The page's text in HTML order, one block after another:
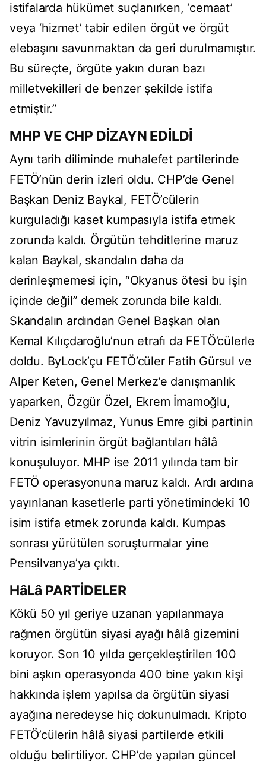
istifalarda hükümet suçlanırken, ‘cemaat’
veya ‘hizmet’ tabir edilen örgüt ve örgüt
elebaşını savunmaktan da geri durulmamıştır.
Bu süreçte, örgüte yakın duran bazı
milletvekilleri de benzer şekilde istifa
etmiştir.”
MHP VE CHP DİZAYN EDİLDİ
Aynı tarih diliminde muhalefet partilerinde
FETÖ’nün derin izleri oldu. CHP’de Genel
Başkan Deniz Baykal, FETÖ’cülerin
kurguladığı kaset kumpasıyla istifa etmek
zorunda kaldı. Örgütün tehditlerine maruz
kalan Baykal, skandalın daha da
derinleşmemesi için, “Okyanus ötesi bu işin
içinde değil” demek zorunda bile kaldı.
Skandalın ardından Genel Başkan olan
Kemal Kılıçdaroğlu’nun etrafı da FETÖ’cülerle
doldu. ByLock’çu FETÖ’cüler Fatih Gürsul ve
Alper Keten, Genel Merkez’e danışmanlık
yaparken, Özgür Özel, Ekrem İmamoğlu,
Deniz Yavuzyılmaz, Yunus Emre gibi partinin
vitrin isimlerinin örgüt bağlantıları hâlâ
konuşuluyor. MHP ise 2011 yılında tam bir
FETÖ operasyonuna maruz kaldı. Ardı ardına
yayınlanan kasetlerle parti yönetimindeki 10
isim istifa etmek zorunda kaldı. Kumpas
sonrası yürütülen soruşturmalar yine
Pensilvanya’ya çıktı.
HâLâ PARTİDELER
Kökü 50 yıl geriye uzanan yapılanmaya
rağmen örgütün siyasi ayağı hâlâ gizemini
koruyor. Son 10 yılda gerçekleştirilen 100
bini aşkın operasyonda 400 bine yakın kişi
hakkında işlem yapılsa da örgütün siyasi
ayağına neredeyse hiç dokunulmadı. Kripto
FETÖ’cülerin hâlâ siyasi partilerde etkili
olduğu belirtiliyor. CHP’de yapılan güncel